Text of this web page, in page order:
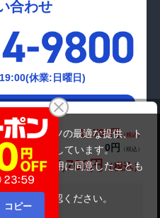
14,700円
0円
14,700円
ません
合わせ
休業:日曜日)
ちら
びコンテンツの最適な提供、ト
を使用しています。
Cookieの利用に同意したことも
をご確認ください。